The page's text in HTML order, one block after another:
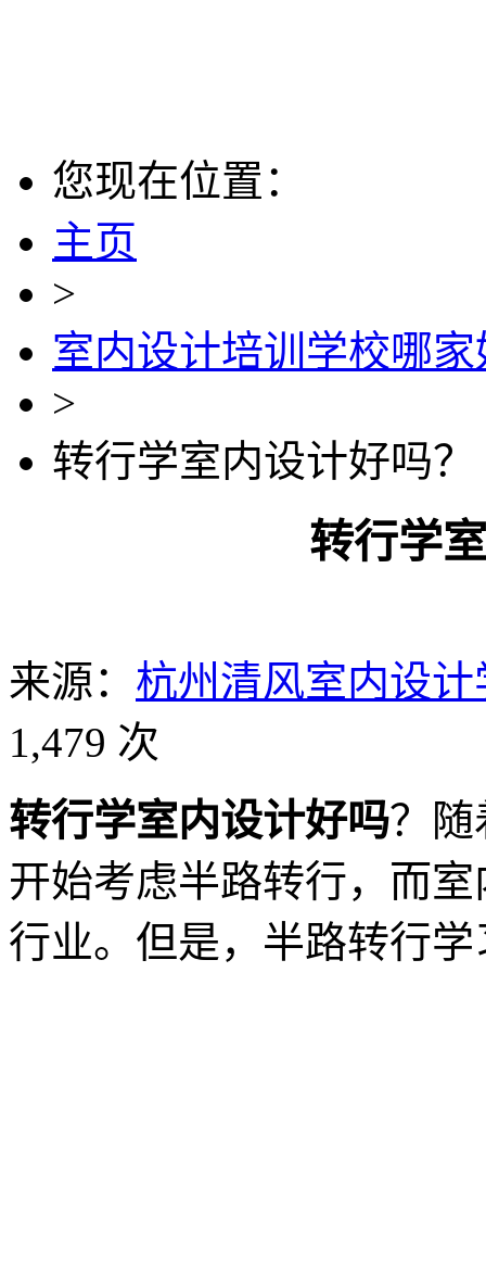
您现在位置：
主页
>
室内设计培训学校哪家
>
转行学室内设计好吗？
转行学
来源： 杭州清风室内设计
1,479 次
转行学室内设计好吗？随
开始考虑半路转行，而
行业。但是，半路转行